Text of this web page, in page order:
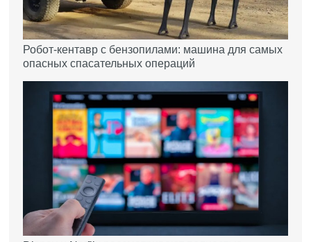
Робот-кентавр с бензопилами: машина для самых
опасных спасательных операций